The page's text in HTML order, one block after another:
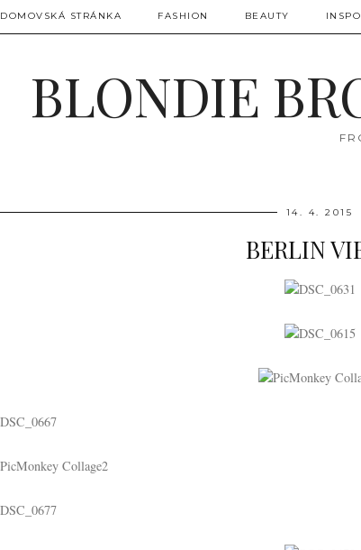
DOMOVSKÁ STRÁNKA FASHION BEAUTY INSPO
BLONDIE
14. 4. 2015
BERLIN